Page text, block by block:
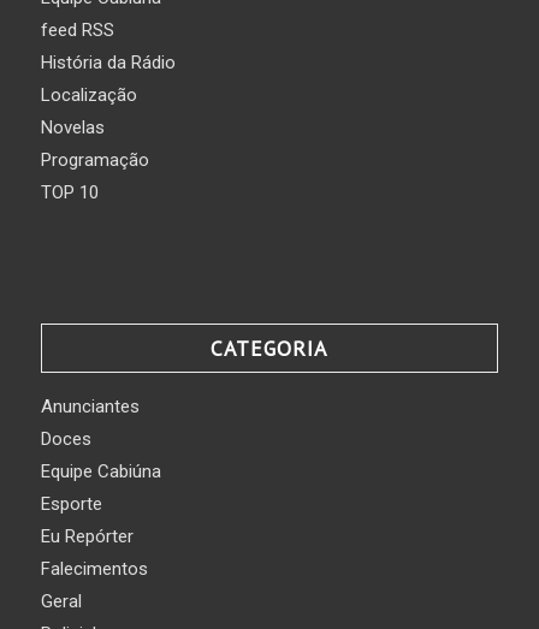
feed RSS
História da Rádio
Localização
Novelas
Programação
TOP 10
CATEGORIA
Anunciantes
Doces
Equipe Cabiúna
Esporte
Eu Repórter
Falecimentos
Geral